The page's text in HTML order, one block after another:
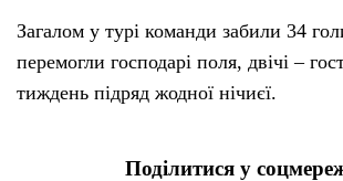
Загалом у турі команди забили 34
перемогли господарі поля, двічі –
тиждень підряд жодної нічиєї.
Поділитися у